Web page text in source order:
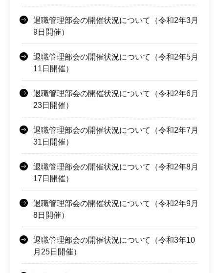
退職管理部会の開催状況について（令和2年3月
9日開催）
退職管理部会の開催状況について（令和2年5月
11日開催）
退職管理部会の開催状況について（令和2年6月
23日開催）
退職管理部会の開催状況について（令和2年7月
31日開催）
退職管理部会の開催状況について（令和2年8月
17日開催）
退職管理部会の開催状況について（令和2年9月
8日開催）
退職管理部会の開催状況について（令和3年10
月25日開催）